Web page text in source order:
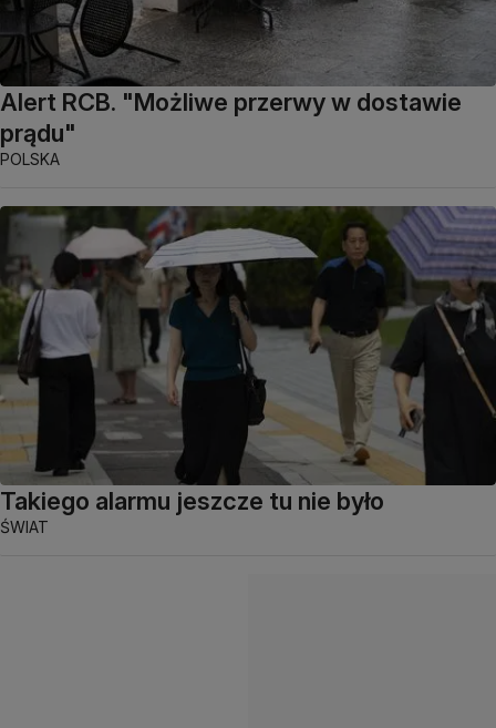
Alert RCB. "Możliwe przerwy w dostawie
prądu"
POLSKA
Takiego alarmu jeszcze tu nie było
ŚWIAT